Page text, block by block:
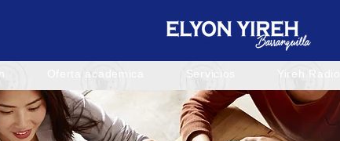
Oferta academica Servicios Yireh Radio